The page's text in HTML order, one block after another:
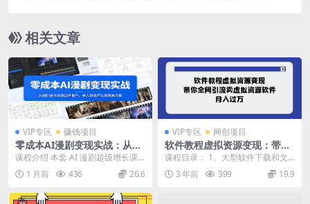
相关文章
VIP专区 赚钱项目
零成本AI漫剧变现实战：从0
到1起号运营成片制作，单人
轻资产生意落地方案
课程介绍 本套 AI 漫剧超级增长课
主打单人轻资产创业，完整教授从
零搭建 AI ...
1 月前 436 26.6
VIP专区 网创项目
软件教程虚拟资源变现：带你
全网引流卖虚拟资源软件，月
入过万（11节课）
课程目录： 1、大型软件下载和文
件图片处理 2、帐号注册，公域私
域平台布局 3、...
3 年前 399 19.9